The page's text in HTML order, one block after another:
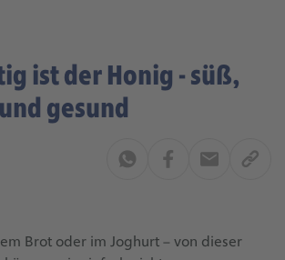
ist der Honig - süß,
gesund
Brot oder im Joghurt – von dieser